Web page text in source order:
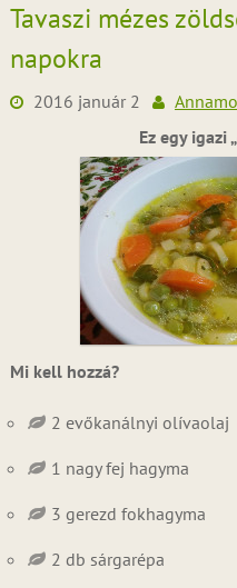
Tavaszi mézes
napokra
2016 január 2
Annamo
Ez egy igazi
Mi kell hozzá?
2 evőkanálnyi olívaolaj
1 nagy fej hagyma
3 gerezd fokhagyma
2 db sárgarépa